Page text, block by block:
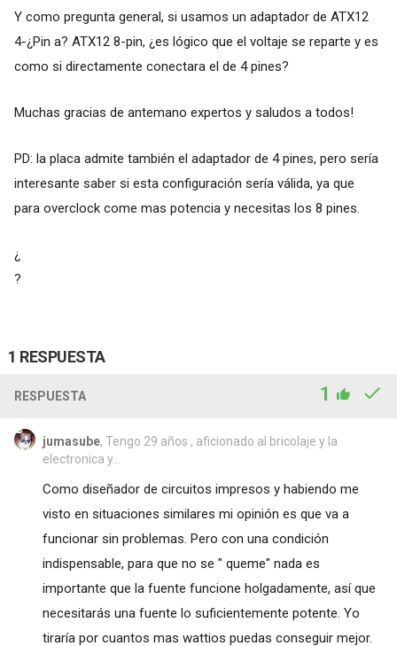
Y como pregunta general, si usamos un adaptador de ATX12
4-¿Pin a? ATX12 8-pin, ¿es lógico que el voltaje se reparte y es
como si directamente conectara el de 4 pines?
Muchas gracias de antemano expertos y saludos a todos!
PD: la placa admite también el adaptador de 4 pines, pero sería
interesante saber si esta configuración sería válida, ya que
para overclock come mas potencia y necesitas los 8 pines.
¿
?
1 RESPUESTA
RESPUESTA 1
jumasube, Tengo 29 años , aficionado al bricolaje y la
electronica y...
Como diseñador de circuitos impresos y habiendo me
visto en situaciones similares mi opinión es que va a
funcionar sin problemas. Pero con una condición
indispensable, para que no se " queme" nada es
importante que la fuente funcione holgadamente, así que
necesitarás una fuente lo suficientemente potente. Yo
tiraría por cuantos mas wattios puedas conseguir mejor.